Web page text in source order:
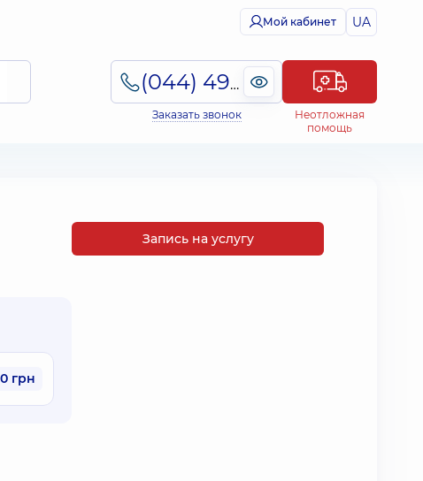
Мой кабинет UA
(044) 495-2-888
Заказать звонок
Неотложная
помощь
грн
Запись на услугу